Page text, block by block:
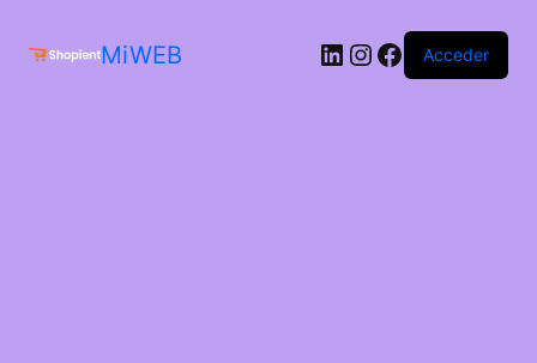
MiWEB Acceder